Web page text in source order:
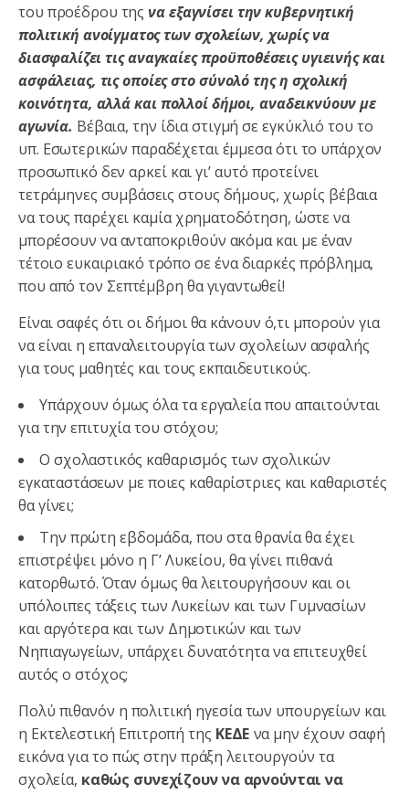
του προέδρου τηςνα εξαγνίσει την κυβερνητική
πολιτική ανοίγματος των σχολείων, χωρίς να
διασφαλίζει τις αναγκαίες προϋποθέσεις υγιεινής και
ασφάλειας, τις οποίες στο σύνολό της η σχολική
κοινότητα, αλλά και πολλοί δήμοι, αναδεικνύουν με
αγωνία. Βέβαια, την ίδια στιγμή σε εγκύκλιό του το
υπ. Εσωτερικών παραδέχεται έμμεσα ότι το υπάρχον
προσωπικό δεν αρκεί και γι’ αυτό προτείνει
τετράμηνες συμβάσεις στους δήμους, χωρίς βέβαια
να τους παρέχει καμία χρηματοδότηση, ώστε να
μπορέσουν να ανταποκριθούν ακόμα και με έναν
τέτοιο ευκαιριακό τρόπο σε ένα διαρκές πρόβλημα,
που από τον Σεπτέμβρη θα γιγαντωθεί!
Είναι σαφές ότι οι δήμοι θα κάνουν ό,τι μπορούν για
να είναι η επαναλειτουργία των σχολείων ασφαλής
για τους μαθητές και τους εκπαιδευτικούς.
Υπάρχουν όμως όλα τα εργαλεία που απαιτούνται
για την επιτυχία του στόχου;
Ο σχολαστικός καθαρισμός των σχολικών
εγκαταστάσεων με ποιες καθαρίστριες και καθαριστές
θα γίνει;
Την πρώτη εβδομάδα, που στα θρανία θα έχει
επιστρέψει μόνο η Γ’ Λυκείου, θα γίνει πιθανά
κατορθωτό. Όταν όμως θα λειτουργήσουν και οι
υπόλοιπες τάξεις των Λυκείων και των Γυμνασίων
και αργότερα και των Δημοτικών και των
Νηπιαγωγείων, υπάρχει δυνατότητα να επιτευχθεί
αυτός ο στόχος;
Πολύ πιθανόν η πολιτική ηγεσία των υπουργείων και
η Εκτελεστική Επιτροπή της ΚΕΔΕ να μην έχουν σαφή
εικόνα για το πώς στην πράξη λειτουργούν τα
σχολεία, καθώς συνεχίζουν να αρνούνται να